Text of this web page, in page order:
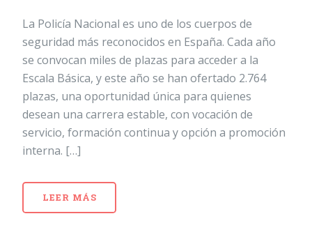
La Policía Nacional es uno de los cuerpos de
seguridad más reconocidos en España. Cada año
se convocan miles de plazas para acceder a la
Escala Básica, y este año se han ofertado 2.764
plazas, una oportunidad única para quienes
desean una carrera estable, con vocación de
servicio, formación continua y opción a promoción
interna. […]
LEER MÁS